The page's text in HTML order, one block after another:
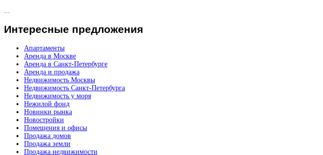
Интересные предложения
Апартаменты
Аренда в Москве
Аренда в Санкт-Петербурге
Аренда и продажа
Недвижимость Москвы
Недвижимость Санкт-Петербурга
Недвижимость у моря
Нежилой фонд
Новинки рынка
Новостройки
Помещения и офисы
Продажа домов
Продажа земли
Продажа недвижимости